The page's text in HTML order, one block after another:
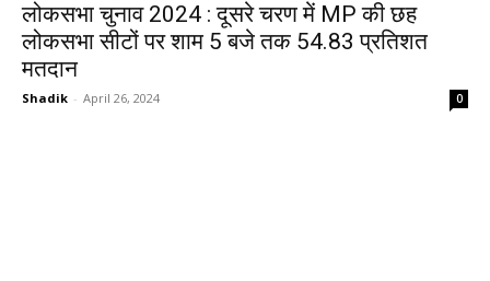
लोकसभा चुनाव 2024 : दूसरे चरण में MP की छह
लोकसभा सीटों पर शाम 5 बजे तक 54.83 प्रतिशत
मतदान
Shadik - April 26, 2024 0